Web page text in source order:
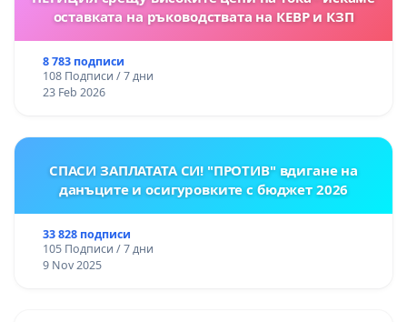
оставката на ръководствата на КЕВР и КЗП
8 783 подписи
108 Подписи / 7 дни
23 Feb 2026
СПАСИ ЗАПЛАТАТА СИ! "ПРОТИВ" вдигане на
данъците и осигуровките с бюджет 2026
33 828 подписи
105 Подписи / 7 дни
9 Nov 2025